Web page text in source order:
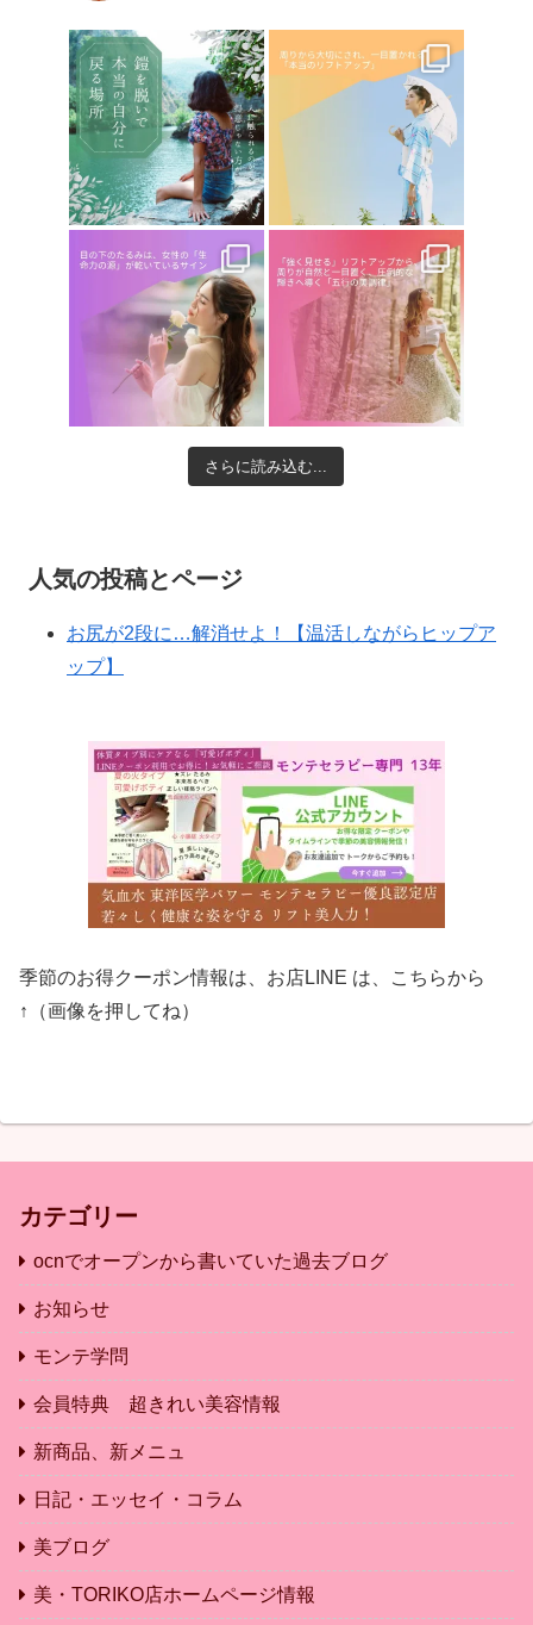
さらに読み込む...
人気の投稿とページ
お尻が2段に…解消せよ！【温活しながらヒップア
ップ】
季節のお得クーポン情報は、お店LINE は、こちらから
↑（画像を押してね）
カテゴリー
ocnでオープンから書いていた過去ブログ
お知らせ
モンテ学問
会員特典 超きれい美容情報
新商品、新メニュ
日記・エッセイ・コラム
美ブログ
美・TORIKO店ホームページ情報